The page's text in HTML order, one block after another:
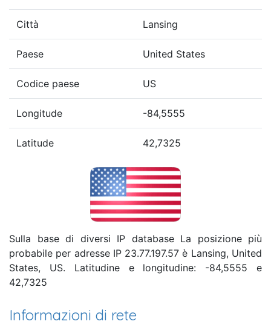
Città Lansing
Paese United States
Codice paese US
Longitude -84,5555
Latitude 42,7325
Sulla base di diversi IP database La posizione più
probabile per adresse IP 23.77.197.57 è Lansing, United
States, US. Latitudine e longitudine: -84,5555 e
42,7325
Informazioni di rete